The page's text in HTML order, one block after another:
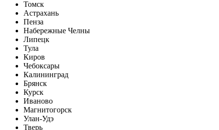
Томск
Астрахань
Пенза
Набережные Челны
Липецк
Тула
Киров
Чебоксары
Калининград
Брянск
Курск
Иваново
Магнитогорск
Улан-Удэ
Тверь